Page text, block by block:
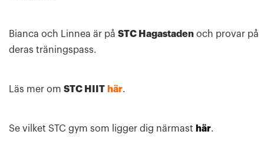
Bianca och Linnea är på STC Hagastaden och provar på
deras träningspass.
Läs mer om STC HIIT här.
Se vilket STC gym som ligger dig närmast här.